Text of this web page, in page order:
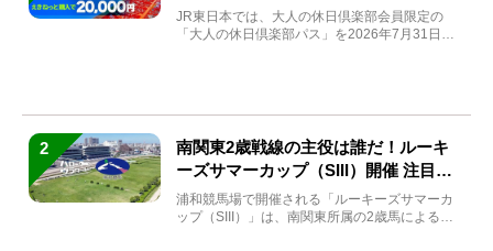
JR東日本では、大人の休日倶楽部会員限定の
「大人の休日倶楽部パス」を2026年7月31日
2
南関東2歳戦線の主役は誰だ！ルーキ
ーズサマーカップ（SIII）開催 注目馬
と見どころをチェック
浦和競馬場で開催される「ルーキーズサマーカ
ップ（SIII）」は、南関東所属の2歳馬による注